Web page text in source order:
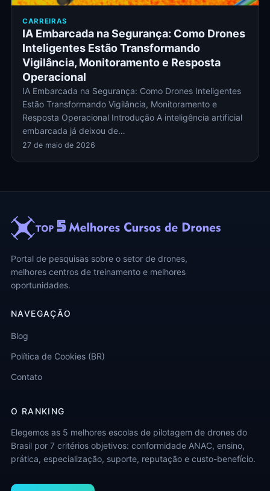
CARREIRAS
IA Embarcada na Segurança: Como Drones
Inteligentes Estão Transformando
Vigilância, Monitoramento e Resposta
Operacional
IA Embarcada na Segurança: Como Drones Inteligentes
Estão Transformando Vigilância, Monitoramento e
Resposta Operacional Introdução A inteligência artificial
embarcada já deixou de…
27 de maio de 2026
Portal de pesquisas sobre o setor de drones,
melhores centros de treinamento e melhores
oportunidades.
NAVEGAÇÃO
Blog
Política de Cookies (BR)
Contato
O RANKING
Elegemos as 5 melhores escolas de pilotagem de drones do
Brasil por 7 critérios objetivos: conformidade ANAC, ensino,
prática, especialização, suporte, reputação e custo-benefício.